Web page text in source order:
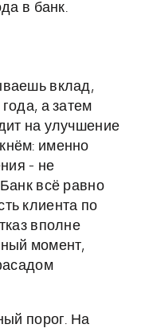
в банк.
вклад,
а затем
на улучшение
именно
- не
всё равно
клиента по
вполне
момент,
порог. На